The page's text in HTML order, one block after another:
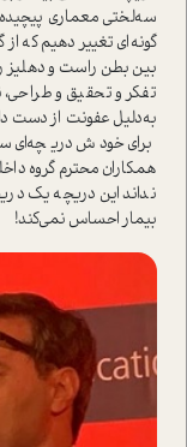
سه‌لختی معماری
گونه‌ای تغییر دهیم که
بین بطن را‌ست و دهلیز
تفکر و تحقیق و طراحی،
به‌دلیل عفونت از دست
برای خودش دریچه‌ای
همکاران محترم گروه
نداند این دریچه یک
بیمار احساس نمی‌کند!